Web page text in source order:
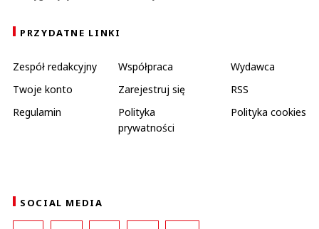
PRZYDATNE LINKI
Zespół redakcyjny Współpraca
Wydawca
Twoje konto
Zarejestruj się
RSS
Regulamin
Polityka
prywatności
Polityka cookies
SOCIAL MEDIA